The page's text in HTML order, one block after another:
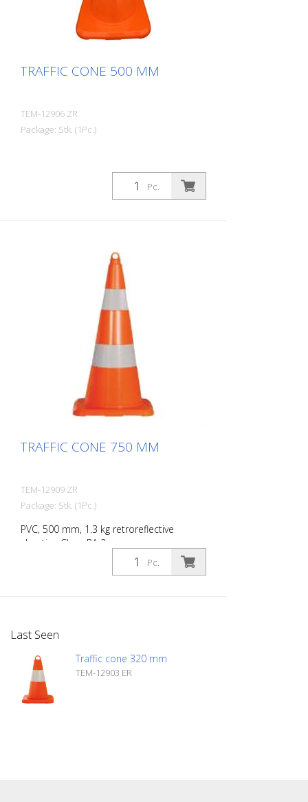
TRAFFIC CONE 500 MM
TEM-12906 ZR
Package: Stk. (1Pc.)
Pc.
TRAFFIC CONE 750 MM
TEM-12909 ZR
Package: Stk. (1Pc.)
PVC, 500 mm, 1.3 kg retroreflective
sheeting Class RA 2
Pc.
Last Seen
Traffic cone 320 mm
TEM-12903 ER